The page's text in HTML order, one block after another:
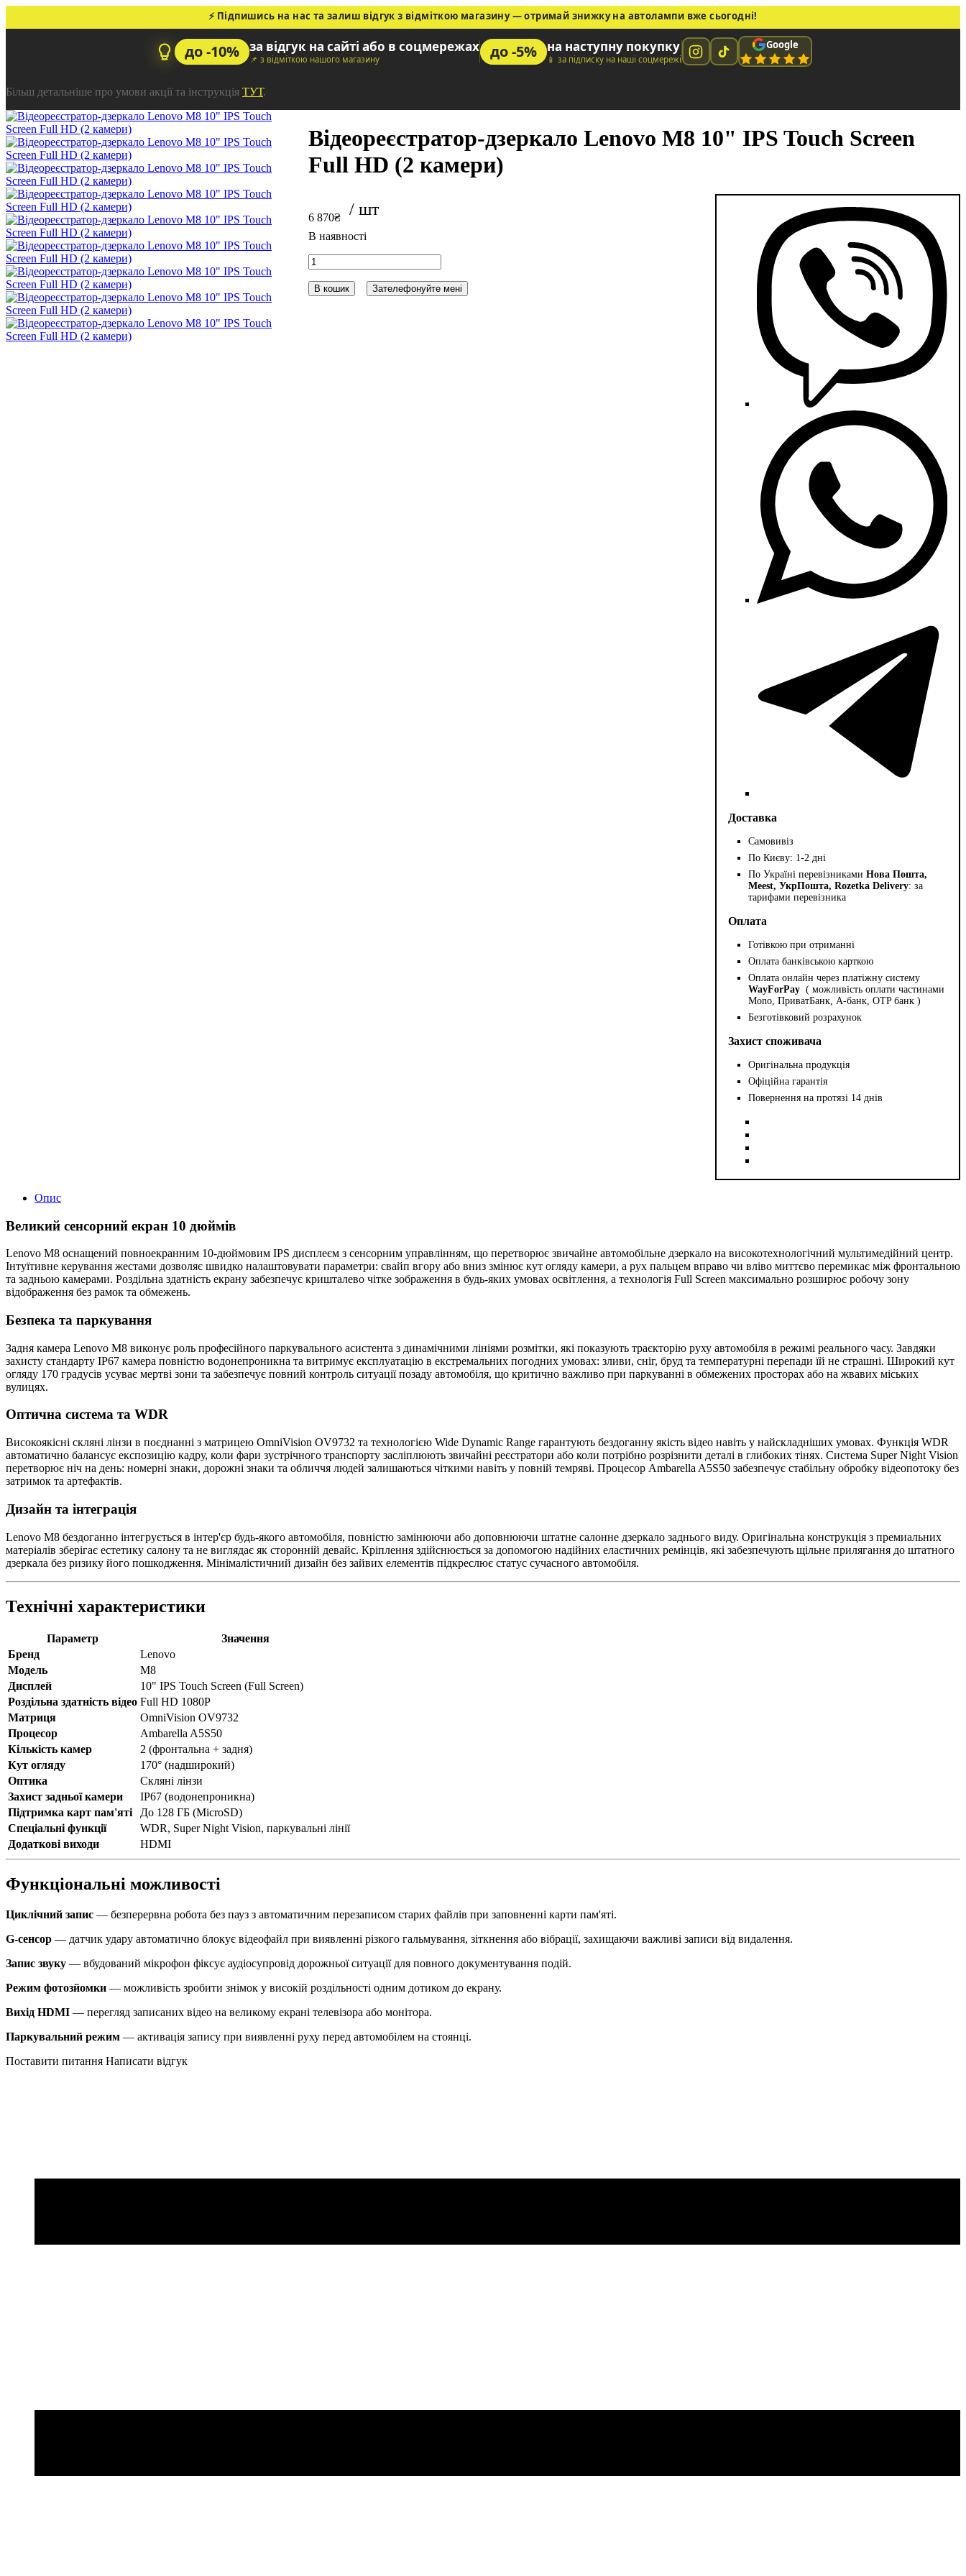
⚡ Підпишись на нас та залиш відгук з відміткою магазину — отримай знижку на автолампи вже сьогодні!
до -10% за відгук на сайті або в соцмережах
📌 з відміткою нашого магазину до -5% на наступну покупку
📱 за підписку на наші соцмережі
Google
Більш детальніше про умови акції та інструкція ТУТ.
Відеореєстратор-дзеркало Lenovo M8 10" IPS Touch Screen
Full HD (2 камери)
6 870₴
В кошик Зателефонуйте мені
Доставка
Самовивіз
По Києву: 1-2 дні
По Україні перевізникамиНова Пошта,
Meest, УкрПошта, Rozetka Delivery: за
тарифами перевізника
Оплата
Готівкою при отриманні
Оплата банківською карткою
Оплата онлайн через платіжну систему
WayForPay ( можливість оплати частинами
Mono, ПриватБанк, А-банк, OTP банк )
Безготівковий розрахунок
Захист споживача
Оригінальна продукція
Офіційна гарантія
Повернення на протязі 14 днів
Опис
Великий сенсорний екран 10 дюймів
Lenovo M8 оснащений повноекранним 10-дюймовим IPS дисплеєм з сенсорним управлінням, що перетворює звичайне автомобільне дзеркало на високотехнологічний мультимедійний центр.
Інтуїтивне керування жестами дозволяє швидко налаштовувати параметри: свайп вгору або вниз змінює кут огляду камери, а рух пальцем вправо чи вліво миттєво перемикає між фронтальною
та задньою камерами. Роздільна здатність екрану забезпечує кришталево чітке зображення в будь-яких умовах освітлення, а технологія Full Screen максимально розширює робочу зону
відображення без рамок та обмежень.
Безпека та паркування
Задня камера Lenovo M8 виконує роль професійного паркувального асистента з динамічними лініями розмітки, які показують траєкторію руху автомобіля в режимі реального часу. Завдяки
захисту стандарту IP67 камера повністю водонепроникна та витримує експлуатацію в екстремальних погодних умовах: зливи, сніг, бруд та температурні перепади їй не страшні. Широкий кут
огляду 170 градусів усуває мертві зони та забезпечує повний контроль ситуації позаду автомобіля, що критично важливо при паркуванні в обмежених просторах або на жвавих міських
вулицях.
Оптична система та WDR
Високоякісні скляні лінзи в поєднанні з матрицею OmniVision OV9732 та технологією Wide Dynamic Range гарантують бездоганну якість відео навіть у найскладніших умовах. Функція WDR
автоматично балансує експозицію кадру, коли фари зустрічного транспорту засліплюють звичайні реєстратори або коли потрібно розрізнити деталі в глибоких тінях. Система Super Night Vision
перетворює ніч на день: номерні знаки, дорожні знаки та обличчя людей залишаються чіткими навіть у повній темряві. Процесор Ambarella A5S50 забезпечує стабільну обробку відеопотоку без
затримок та артефактів.
Дизайн та інтеграція
Lenovo M8 бездоганно інтегрується в інтер'єр будь-якого автомобіля, повністю замінюючи або доповнюючи штатне салонне дзеркало заднього виду. Оригінальна конструкція з премиальних
матеріалів зберігає естетику салону та не виглядає як сторонній девайс. Кріплення здійснюється за допомогою надійних еластичних ремінців, які забезпечують щільне прилягання до штатного
дзеркала без ризику його пошкодження. Мінімалістичний дизайн без зайвих елементів підкреслює статус сучасного автомобіля.
Технічні характеристики
Параметр
Значення
Бренд
Lenovo
Модель
M8
Дисплей
10" IPS Touch Screen (Full Screen)
Роздільна здатність відео Full HD 1080P
Матриця
OmniVision OV9732
Процесор
Ambarella A5S50
Кількість камер
2 (фронтальна + задня)
Кут огляду
170° (надширокий)
Оптика
Скляні лінзи
Захист задньої камери
IP67 (водонепроникна)
Підтримка карт пам'яті
До 128 ГБ (MicroSD)
Спеціальні функції
WDR, Super Night Vision, паркувальні лінії
Додаткові виходи
HDMI
Функціональні можливості
Циклічний запис — безперервна робота без пауз з автоматичним перезаписом старих файлів при заповненні карти пам'яті.
G-сенсор — датчик удару автоматично блокує відеофайл при виявленні різкого гальмування, зіткнення або вібрації, захищаючи важливі записи від видалення.
Запис звуку — вбудований мікрофон фіксує аудіосупровід дорожньої ситуації для повного документування подій.
Режим фотозйомки — можливість зробити знімок у високій роздільності одним дотиком до екрану.
Вихід HDMI — перегляд записаних відео на великому екрані телевізора або монітора.
Паркувальний режим — активація запису при виявленні руху перед автомобілем на стоянці.
Поставити питання Написати відгук